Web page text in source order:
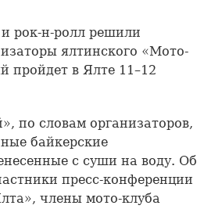
рок-н-ролл решили
ялтинского «Мото-
пройдет в Ялте 11–12
по словам организаторов,
байкерские
с суши на воду. Об
пресс-конференции
члены мото-клуба